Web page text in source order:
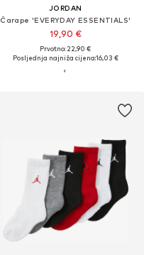
JORDAN
Čarape 'EVERYDAY ESSENTIALS'
19,90 €
Prvotno: 22,90 €
Posljednja najniža cijena:16,03 €